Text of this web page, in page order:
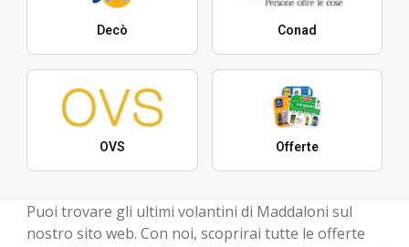
Decò Conad
OVS Offerte
Puoi trovare gli ultimi volantini di Maddaloni sul
nostro sito web. Con noi, scoprirai tutte le offerte